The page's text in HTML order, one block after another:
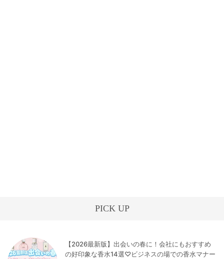
PICK UP
【2026最新版】出会いの春に！会社にもおすすめ
の好印象な香水14選♡ビジネスの場での香水マナー